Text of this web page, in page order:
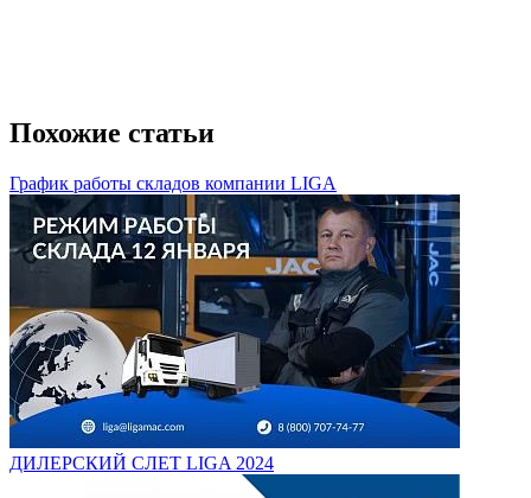
Похожие статьи
График работы складов компании LIGA
ДИЛЕРСКИЙ СЛЕТ LIGA 2024